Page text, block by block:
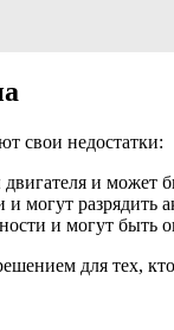
свои недостатки:
двигателя и может
могут разрядить
и могут быть
для тех,